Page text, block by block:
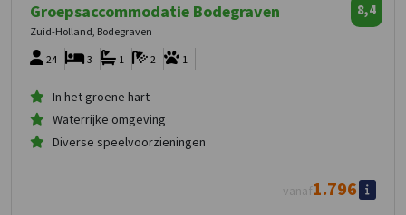
Groepsaccommodatie Bodegraven
Zuid-Holland, Bodegraven
8,4
24 1
2
1
3
In het groene hart
Waterrijke omgeving
Diverse speelvoorzieningen
vanaf1.796